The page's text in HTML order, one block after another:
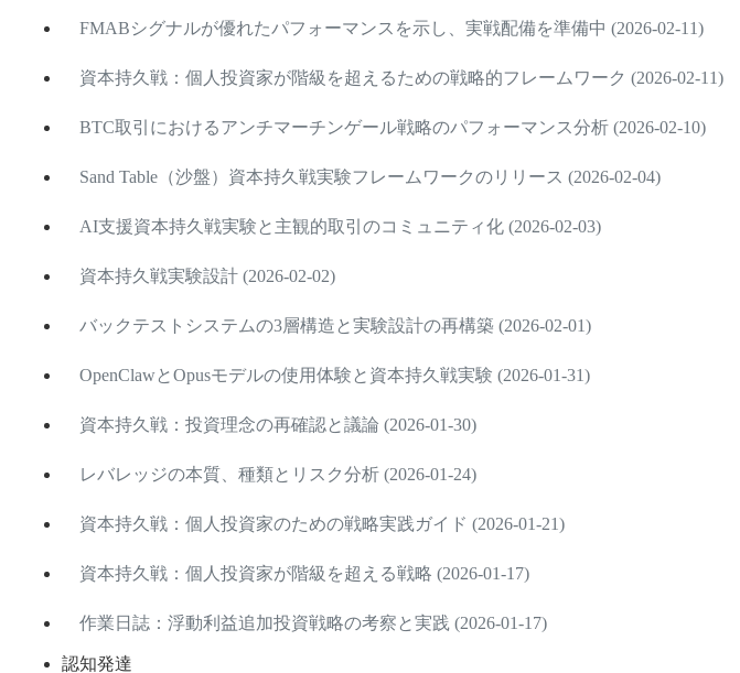
FMABシグナルが優れたパフォーマンスを示し、実戦配備を準備中 (2026-02-11)
資本持久戦：個人投資家が階級を超えるための戦略的フレームワーク (2026-02-11)
BTC取引におけるアンチマーチンゲール戦略のパフォーマンス分析 (2026-02-10)
Sand Table（沙盤）資本持久戦実験フレームワークのリリース (2026-02-04)
AI支援資本持久戦実験と主観的取引のコミュニティ化 (2026-02-03)
資本持久戦実験設計 (2026-02-02)
バックテストシステムの3層構造と実験設計の再構築 (2026-02-01)
OpenClawとOpusモデルの使用体験と資本持久戦実験 (2026-01-31)
資本持久戦：投資理念の再確認と議論 (2026-01-30)
レバレッジの本質、種類とリスク分析 (2026-01-24)
資本持久戦：個人投資家のための戦略実践ガイド (2026-01-21)
資本持久戦：個人投資家が階級を超える戦略 (2026-01-17)
作業日誌：浮動利益追加投資戦略の考察と実践 (2026-01-17)
認知発達